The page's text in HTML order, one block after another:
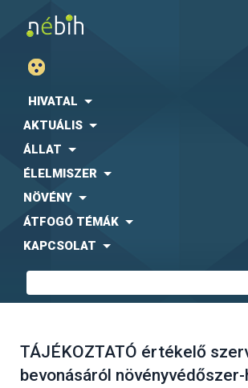
HIVATAL
AKTUÁLIS
ÁLLAT
ÉLELMISZER
NÖVÉNY
ÁTFOGÓ TÉMÁK
KAPCSOLAT
TÁJÉKOZTATÓ értékelő
bevonásáról